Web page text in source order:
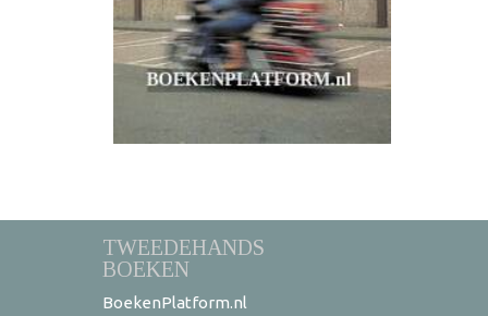
TWEEDEHANDS
BOEKEN
BoekenPlatform.nl